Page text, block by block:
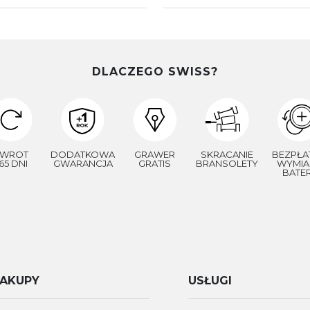
DLACZEGO SWISS?
DNI
DODATKOWA
GWARANCJA
GRAWER
GRATIS
SKRACANIE
BRANSOLETY
USŁUGI